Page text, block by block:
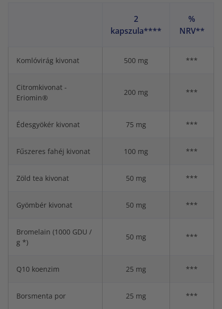
2
kapszula****
%
NRV**
Komlóvirág kivonat 500 mg ***
Citromkivonat -
Eriomin®
200 mg ***
Édesgyökér kivonat 75 mg ***
Fűszeres fahéj kivonat 100 mg ***
Zöld tea kivonat 50 mg ***
Gyömbér kivonat 50 mg ***
Bromelain (1000 GDU /
g *)
50 mg ***
Q10 koenzim 25 mg ***
Borsmenta por 25 mg ***